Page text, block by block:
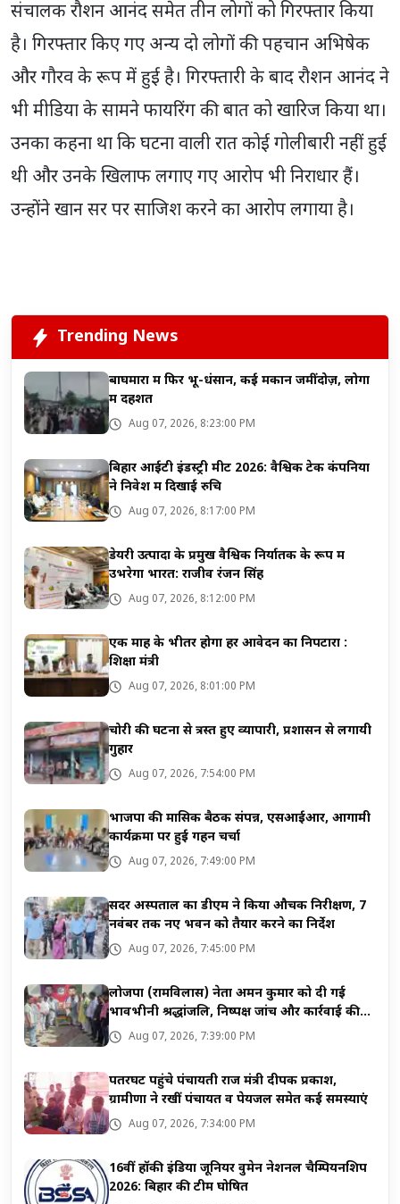
संचालक रौशन आनंद समेत तीन लोगों को गिरफ्तार किया
है। गिरफ्तार किए गए अन्य दो लोगों की पहचान अभिषेक
और गौरव के रूप में हुई है। गिरफ्तारी के बाद रौशन आनंद ने
भी मीडिया के सामने फायरिंग की बात को खारिज किया था।
उनका कहना था कि घटना वाली रात कोई गोलीबारी नहीं हुई
थी और उनके खिलाफ लगाए गए आरोप भी निराधार हैं।
उन्होंने खान सर पर साजिश करने का आरोप लगाया है।
Trending News
बाघमारा में फिर भू-धंसान, कई मकान जमींदोज़, लोगों
में दहशत
Aug 07, 2026, 8:23:00 PM
बिहार आईटी इंडस्ट्री मीट 2026: वैश्विक टेक कंपनियों
ने निवेश में दिखाई रुचि
Aug 07, 2026, 8:17:00 PM
डेयरी उत्पादों के प्रमुख वैश्विक निर्यातक के रूप में
उभरेगा भारत: राजीव रंजन सिंह
Aug 07, 2026, 8:12:00 PM
एक माह के भीतर होगा हर आवेदन का निपटारा :
शिक्षा मंत्री
Aug 07, 2026, 8:01:00 PM
चोरी की घटना से त्रस्त हुए व्यापारी, प्रशासन से लगायी
गुहार
Aug 07, 2026, 7:54:00 PM
भाजपा की मासिक बैठक संपन्न, एसआईआर, आगामी
कार्यक्रमों पर हुई गहन चर्चा
Aug 07, 2026, 7:49:00 PM
सदर अस्पताल का डीएम ने किया औचक निरीक्षण, 7
नवंबर तक नए भवन को तैयार करने का निर्देश
Aug 07, 2026, 7:45:00 PM
लोजपा (रामविलास) नेता अमन कुमार को दी गई
भावभीनी श्रद्धांजलि, निष्पक्ष जांच और कार्रवाई की
मांग Aug 07, 2026, 7:39:00 PM
पतरघट पहुंचे पंचायती राज मंत्री दीपक प्रकाश,
ग्रामीणों ने रखीं पंचायत व पेयजल समेत कई समस्याएं
Aug 07, 2026, 7:34:00 PM
16वीं हॉकी इंडिया जूनियर वुमेन नेशनल चैम्पियनशिप
2026: बिहार की टीम घोषित